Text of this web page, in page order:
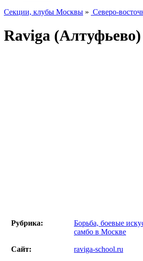
Секции, клубы Москвы » Северо-
Raviga (Алтуфьево)
Рубрика:
Борьба, боевые
самбо в Москве
Сайт: raviga-school.ru